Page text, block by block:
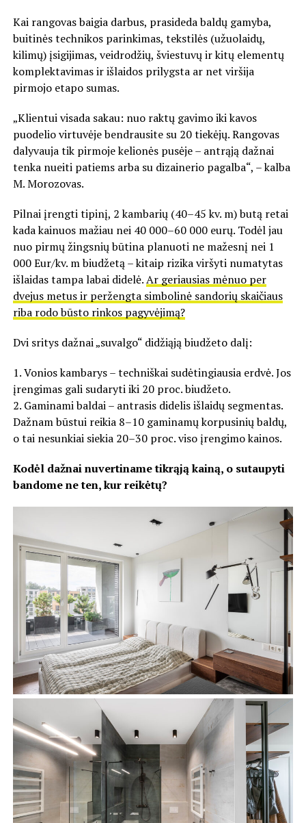
Kai rangovas baigia darbus, prasideda baldų gamyba,
buitinės technikos parinkimas, tekstilės (užuolaidų,
kilimų) įsigijimas, veidrodžių, šviestuvų ir kitų elementų
komplektavimas ir išlaidos prilygsta ar net viršija
pirmojo etapo sumas.
„Klientui visada sakau: nuo raktų gavimo iki kavos
puodelio virtuvėje bendrausite su 20 tiekėjų. Rangovas
dalyvauja tik pirmoje kelionės pusėje – antrąją dažnai
tenka nueiti patiems arba su dizainerio pagalba“, – kalba
M. Morozovas.
Pilnai įrengti tipinį, 2 kambarių (40–45 kv. m) butą retai
kada kainuos mažiau nei 40 000–60 000 eurų. Todėl jau
nuo pirmų žingsnių būtina planuoti ne mažesnį nei 1
000 Eur/kv. m biudžetą – kitaip rizika viršyti numatytas
išlaidas tampa labai didelė.Ar geriausias mėnuo per
dvejus metus ir peržengta simbolinė sandorių skaičiaus
riba rodo būsto rinkos pagyvėjimą?
Dvi sritys dažnai „suvalgo“ didžiąją biudžeto dalį:
1. Vonios kambarys – techniškai sudėtingiausia erdvė. Jos
įrengimas gali sudaryti iki 20 proc. biudžeto.
2. Gaminami baldai – antrasis didelis išlaidų segmentas.
Dažnam būstui reikia 8–10 gaminamų korpusinių baldų,
o tai nesunkiai siekia 20–30 proc. viso įrengimo kainos.
Kodėl dažnai nuvertiname tikrąją kainą, o sutaupyti
bandome ne ten, kur reikėtų?